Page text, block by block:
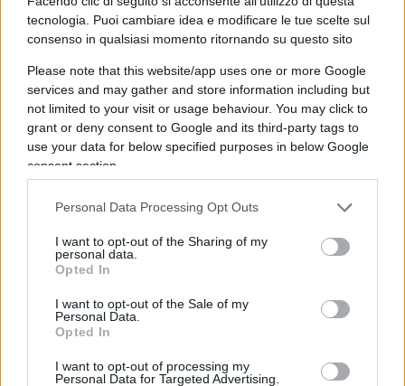
tecnologia. Puoi cambiare idea e modificare le tue scelte sul
consenso in qualsiasi momento ritornando su questo sito
Please note that this website/app uses one or more Google
services and may gather and store information including but
not limited to your visit or usage behaviour. You may click to
grant or deny consent to Google and its third-party tags to
use your data for below specified purposes in below Google
consent section.
Personal Data Processing Opt Outs
I want to opt-out of the Sharing of my
personal data.
Opted In
I want to opt-out of the Sale of my
Personal Data.
Opted In
I want to opt-out of processing my
Personal Data for Targeted Advertising.
difficile che possa pensare di restare al Colle per
l’intera durata del secondo mandato.
Per andare via occorrono tuttavia garanzie.
Lasciare al centrodestra anche la designazione del
solo il centrosinistra ma l’intero apparato dello
diretta o indiretta di quel mondo. Ed ecco che il
Quirinale ha cercato di sondare il terreno
(Mattarella e Amato erano insieme giudici della
Corte costituzionale), mandando avanti il dottor
Sottile, che, di fatto, ha colto nel segno.
Salvini hanno immediatamente cavalcato l’onda